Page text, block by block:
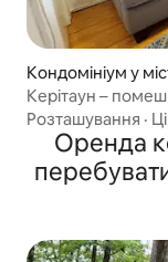
Кондомініум у
Керітаун –
Розташування ·
Оренда